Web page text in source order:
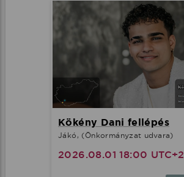
Kökény Dani fellépés
Jákó, (Önkormányzat udvara)
2026.08.01 18:00 UTC+2